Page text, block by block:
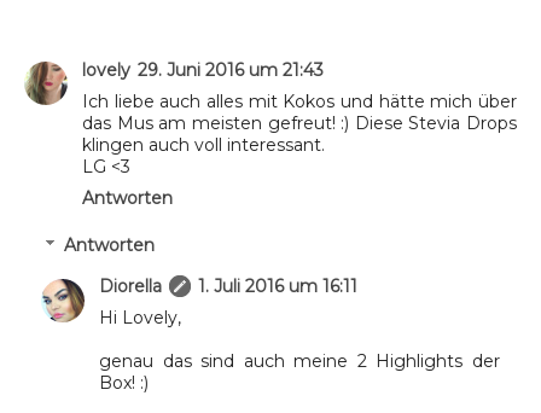
lovely 29. Juni 2016 um 21:43
Ich liebe auch alles mit Kokos und hätte mich über
das Mus am meisten gefreut! :) Diese Stevia Drops
klingen auch voll interessant.
LG <3
Antworten
Antworten
Diorella
1. Juli 2016 um 16:11
Hi Lovely,
genau das sind auch meine 2 Highlights der
Box! :)